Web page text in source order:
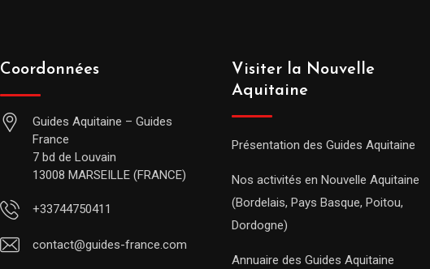
Coordonnées
Guides Aquitaine – Guides
France
7 bd de Louvain
13008 MARSEILLE (FRANCE)
+33744750411
contact@guides-france.com
Visiter la Nouvelle
Aquitaine
Présentation des Guides Aquitaine
Nos activités en Nouvelle Aquitaine
(Bordelais, Pays Basque, Poitou,
Dordogne)
Annuaire des Guides Aquitaine